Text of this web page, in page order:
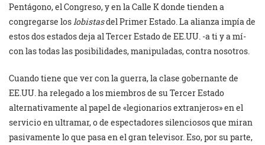
Pentágono, el Congreso, y en la Calle K donde tienden a
congregarse los lobistasdel Primer Estado. La alianza impía de
estos dos estados deja al Tercer Estado de EE.UU. -a ti y a mí-
con las todas las posibilidades, manipuladas, contra nosotros.
Cuando tiene que ver con la guerra, la clase gobernante de
EE.UU. ha relegado a los miembros de su Tercer Estado
alternativamente al papel de «legionarios extranjeros» en el
servicio en ultramar, o de espectadores silenciosos que miran
pasivamente lo que pasa en el gran televisor. Eso, por su parte,